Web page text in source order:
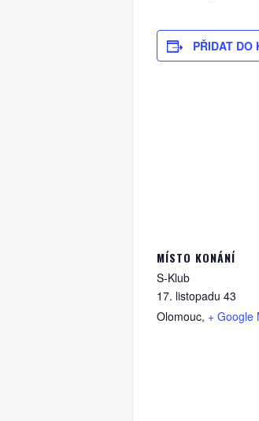
PŘIDAT DO
MÍSTO KONÁNÍ
S-Klub
17. listopadu 43
Olomouc, + Google